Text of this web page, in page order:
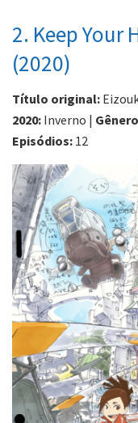
2. Keep Your
(2020)
Título original:
2020: Inverno |
Episódios: 12